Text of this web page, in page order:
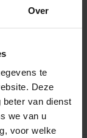
Over
te
Deze
beter van dienst
we van u
voor welke